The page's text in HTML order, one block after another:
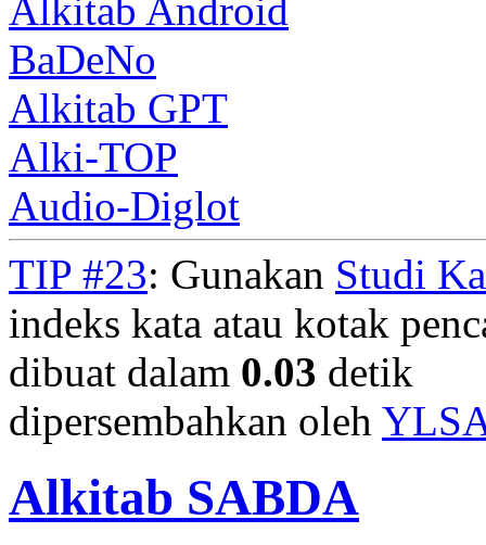
Alkitab Android
BaDeNo
Alkitab GPT
Alki-TOP
Audio-Diglot
TIP #23: Gunakan Studi
indeks kata atau kotak
dibuat dalam 0.03 detik
dipersembahkan oleh
Alkitab SABDA